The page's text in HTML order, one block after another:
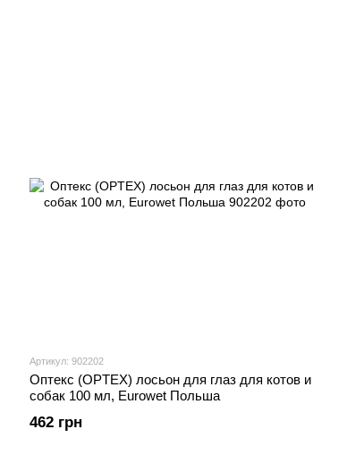
Артикул: 902202
Оптекс (OPTEX) лосьон для глаз для котов и
собак 100 мл, Eurowet Польша
462 грн